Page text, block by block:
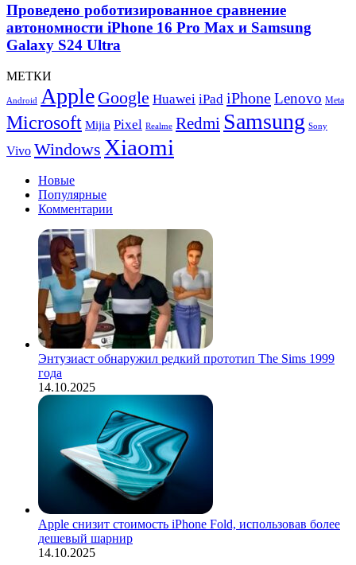
Проведено роботизированное сравнение
автономности iPhone 16 Pro Max и Samsung
Galaxy S24 Ultra
МЕТКИ
Android Apple Google Huawei iPad iPhoneLenovo Meta
Microsoft Mijia Pixel Realme Redmi Samsung Sony
Vivo Windows Xiaomi
Новые
Популярные
Комментарии
Энтузиаст обнаружил редкий прототип The Sims 1999
года
14.10.2025
Apple снизит стоимость iPhone Fold, использовав более
дешевый шарнир
14.10.2025